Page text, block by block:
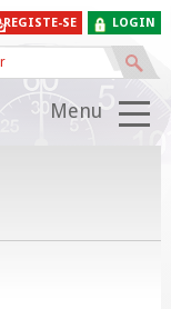
LOGIN
REGISTE-SE
Menu